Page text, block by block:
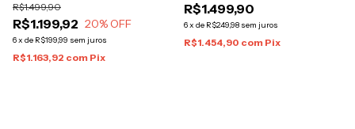
R$1.199,92
R$1.499,90
20% OFF
6x de R$199,99 sem juros
R$1.163,92 com Pix
R$1.499,90
6x de R$249,98 sem juros
R$1.454,90 com Pix